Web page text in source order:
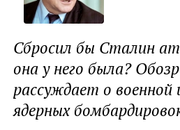
Сбросил бы Сталин
она у него была?
рассуждает о военной
ядерных